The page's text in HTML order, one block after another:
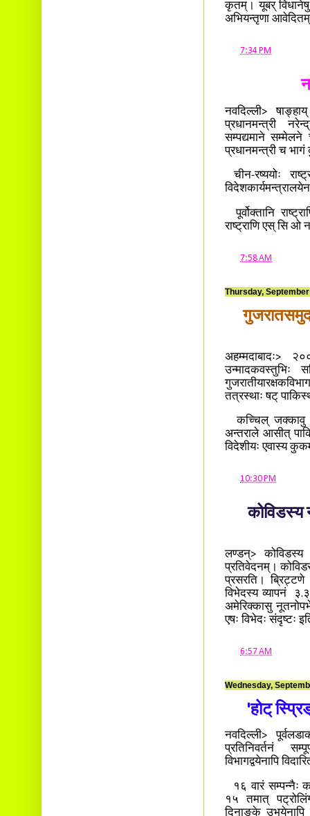
कृतम्। यूबर् विधानेषु
अभियन्तृणा
7:34 PM
नवदिल्ली>
प्रधानमन्त्री
सम्पद्यमाने सम्मेलने
प्रधानमन्त्री च भागं
चीन-रष्ययोः
पूर्वोक्तानि
राष्ट्राणि एस् सि
7:58 AM
Thursday,
अहम्मदाबादः>
उन्मादकवस्तुभिः
तत्रस्थाः षट्
कच्चिल् जक्कावु
अन्तराले आसीत्
विदेशीयः एवास्य
10:30 PM
कोविडस्य
लण्डन्>
प्रतिवेदनम्।
प्रसरति।
विभेदस्य व्यापनं
अमेरिक्कासु
एषः विभेदः संदृष्टः
6:57 AM
Wednesday,
'होट्
नवदिल्ली>
प्रतिनिवर्तनं
विभागद्वयेनापि
१६ वारं सम्पन्नैः
१५ तमात्
दिनाङ्के